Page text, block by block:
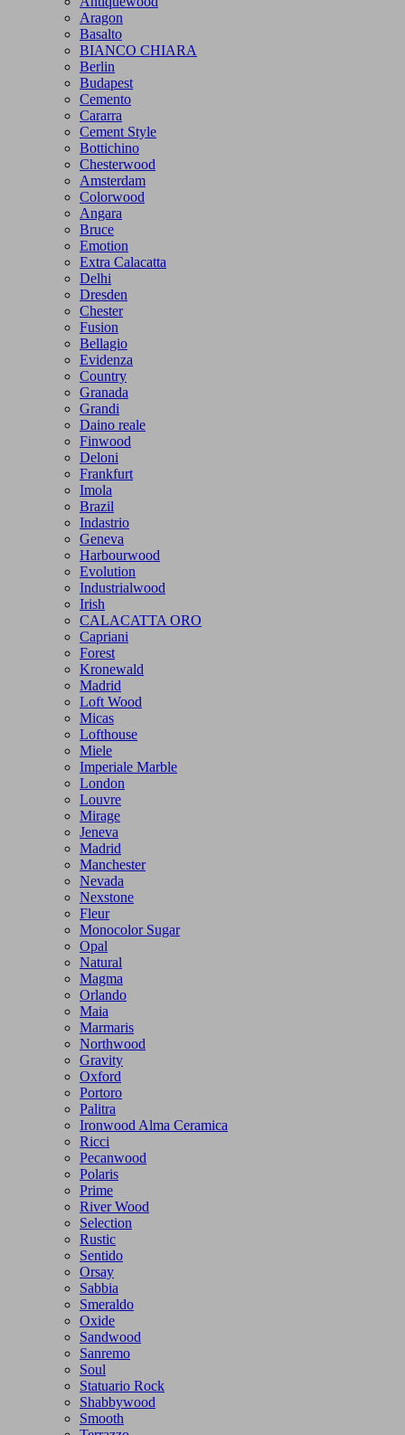
Aragon
Basalto
BIANCO CHIARA
Berlin
Budapest
Cemento
Cararra
Cement Style
Bottichino
Chesterwood
Amsterdam
Colorwood
Angara
Bruce
Emotion
Extra Calacatta
Delhi
Dresden
Chester
Fusion
Bellagio
Evidenza
Country
Granada
Grandi
Daino reale
Finwood
Deloni
Frankfurt
Imola
Brazil
Indastrio
Geneva
Harbourwood
Evolution
Industrialwood
Irish
CALACATTA ORO
Capriani
Forest
Kronewald
Madrid
Loft Wood
Micas
Lofthouse
Miele
Imperiale Marble
London
Louvre
Mirage
Jeneva
Madrid
Manchester
Nevada
Nexstone
Fleur
Monocolor Sugar
Opal
Natural
Magma
Orlando
Maia
Marmaris
Northwood
Gravity
Oxford
Portoro
Palitra
Ironwood Alma Ceramica
Ricci
Pecanwood
Polaris
Prime
River Wood
Selection
Rustic
Sentido
Orsay
Sabbia
Smeraldo
Oxide
Sandwood
Sanremo
Soul
Statuario Rock
Shabbywood
Smooth